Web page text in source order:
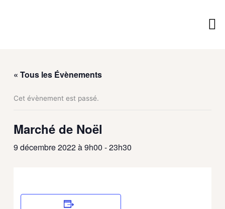
« Tous les Évènements
Cet évènement est passé.
Marché de Noël
9 décembre 2022 à 9h00 -23h30